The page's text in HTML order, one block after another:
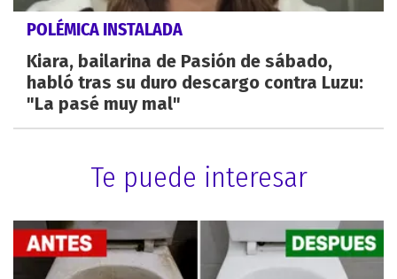
POLÉMICA INSTALADA
Kiara, bailarina de Pasión de sábado,
habló tras su duro descargo contra Luzu:
"La pasé muy mal"
Te puede interesar